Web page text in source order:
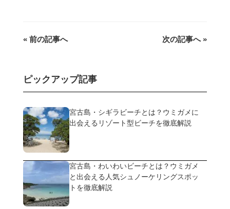
« 前の記事へ 次の記事へ »
ピックアップ記事
宮古島・シギラビーチとは？ウミガメに
出会えるリゾート型ビーチを徹底解説
宮古島・わいわいビーチとは？ウミガメ
と出会える人気シュノーケリングスポッ
トを徹底解説